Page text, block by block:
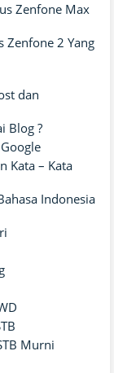
Zenfone Max
Zenfone 2 Yang
dan
Blog ?
Kata – Kata
Indonesia
Murni